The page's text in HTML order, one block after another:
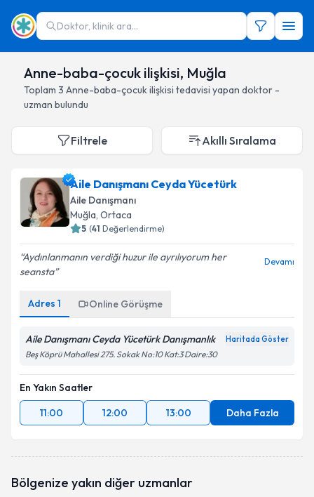
Doktor, klinik ara...
Anne-baba-çocuk ilişkisi, Muğla
Toplam 3 Anne-baba-çocuk ilişkisi tedavisi yapan doktor -
uzman bulundu
Filtrele Akıllı Sıralama
Aile Danışmanı Ceyda Yücetürk
Aile Danışmanı
Muğla, Ortaca
5 (41 Değerlendirme)
Aydınlanmanın verdiği huzur ile ayrılıyorum her
seansta
Devamı
Adres 1 Online Görüşme
Aile Danışmanı Ceyda Yücetürk Danışmanlık Haritada Göster
Beş Köprü Mahallesi 275. Sokak No:10 Kat:3 Daire:30
En Yakın Saatler
11:00
12:00 13:00 Daha Fazla
Bölgenize yakın diğer uzmanlar